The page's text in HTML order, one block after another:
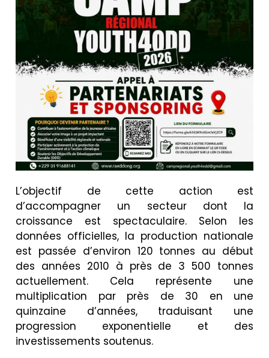
L’objectif de cette action est
d’accompagner un secteur dont la
croissance est spectaculaire. Selon les
données officielles, la production nationale
est passée d’environ 120 tonnes au début
des années 2010 à près de 3 500 tonnes
actuellement. Cela représente une
multiplication par près de 30 en une
quinzaine d’années, traduisant une
progression exponentielle et des
investissements soutenus.